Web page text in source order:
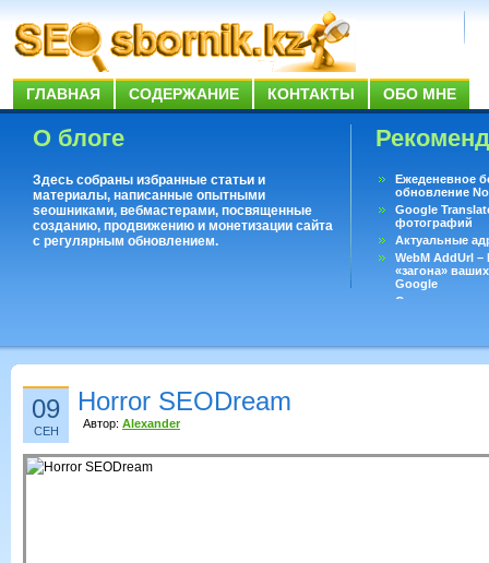
ГЛАВНАЯ СОДЕРЖАНИЕ КОНТАКТЫ ОБО МНЕ
О блоге
Здесь собраны избранные статьи и
материалы, написанные опытными
seoшниками, вебмастерами, посвященные
созданию, продвижению и монетизации сайта
с регулярным обновлением.
Ежеденевное
обновление
Google
фотографий
Актуальные
WebM AddUrl
«загона»
Google
Существует
09
СЕН
Horror SEODream
Автор: Alexander